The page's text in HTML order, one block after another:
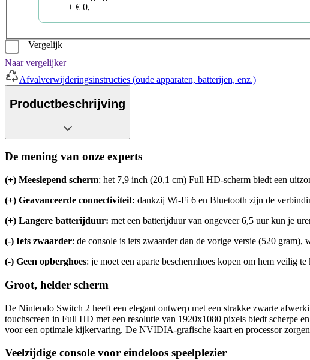
+ € 0,–
Vergelijk
Naar vergelijker
Afvalverwijderingsinstructies (oude apparaten, batterijen, enz.)
Productbeschrijving
De mening van onze experts
(+) Meeslepend scherm: het 7,9 inch (20,1 cm) Full HD-scherm biedt een
(+) Geavanceerde connectiviteit: dankzij Wi-Fi 6 en Bluetooth zijn de
(+) Langere batterijduur: met een batterijduur van ongeveer 6,5 uur kun je
(-) Iets zwaarder: de console is iets zwaarder dan de vorige versie (520 gram),
(-) Geen opberghoes: je moet een aparte beschermhoes kopen om hem veilig
Groot, helder scherm
De Nintendo Switch 2 heeft een elegant ontwerp met een strakke zwarte
touchscreen in Full HD met een resolutie van 1920x1080 pixels biedt scherpe
voor een optimale kijkervaring. De NVIDIA-grafische kaart en processor
Veelzijdige console voor eindeloos speelplezier